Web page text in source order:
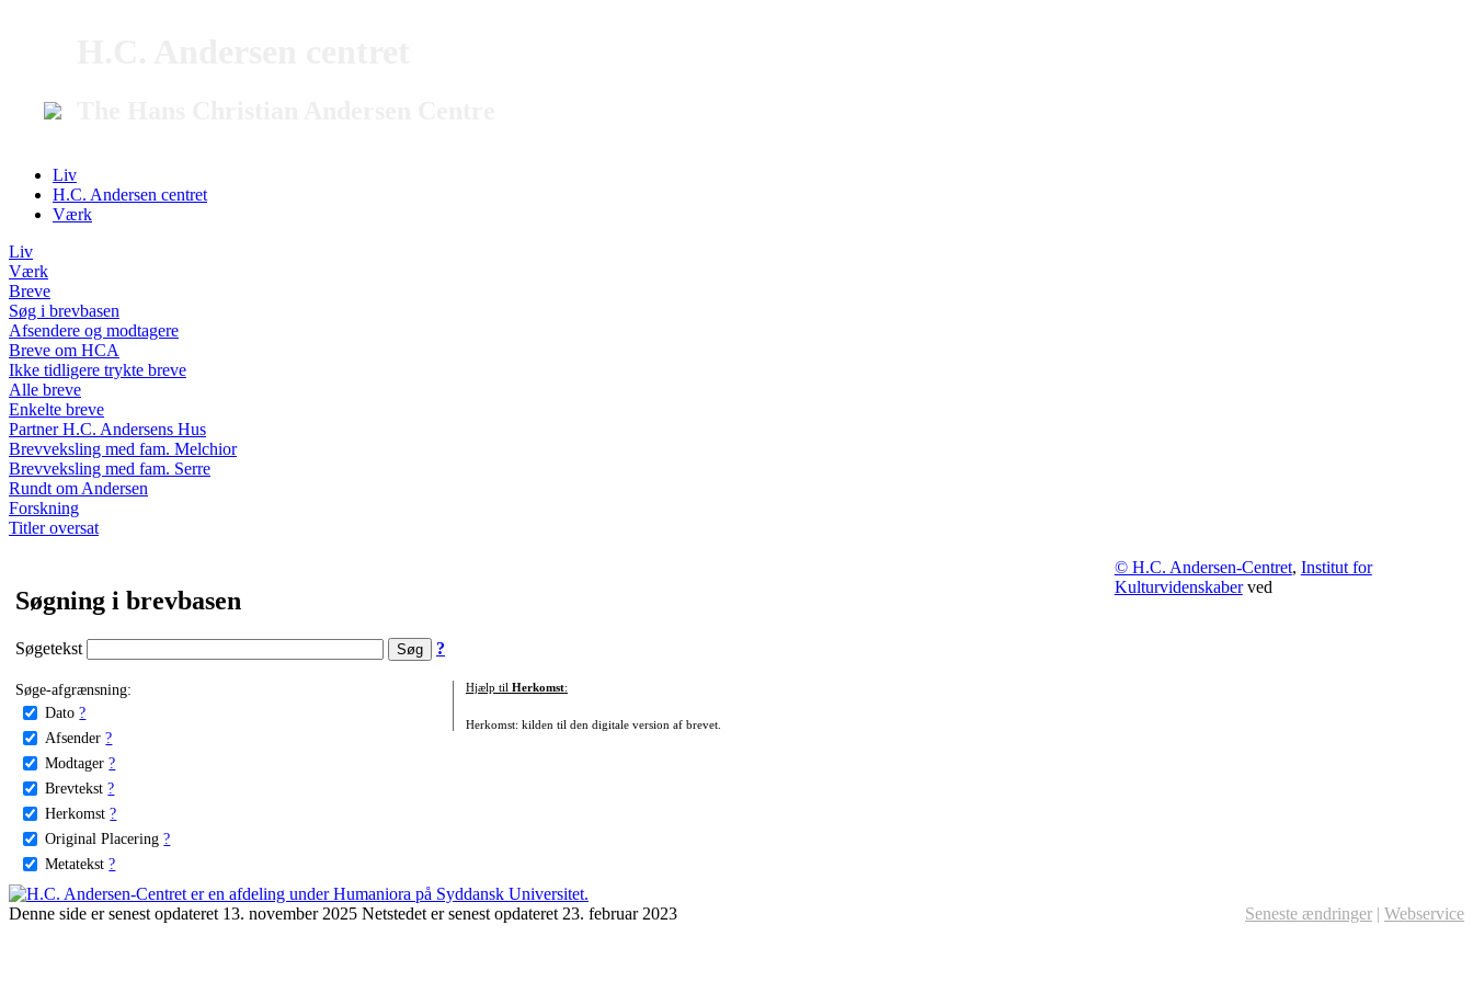
Liv
H.C. Andersen centret
Værk
Liv
Værk
Breve
Søg i brevbasen
Afsendere og modtagere
Breve om HCA
Ikke tidligere trykte breve
Alle breve
Enkelte breve
Partner H.C. Andersens Hus
Brevveksling med fam. Melchior
Brevveksling med fam. Serre
Rundt om Andersen
Forskning
Titler oversat
Søgning i brevbasen
Søgetekst ?
Søge-afgrænsning:
Dato ?
Afsender ?
Modtager ?
Brevtekst ?
Herkomst ?
Original Placering ?
Metatekst ?
Hjælp til Herkomst:
Herkomst: kilden til den digitale version af brevet.
© H.C. Andersen-Centret, Institut for
Kulturvidenskaberved
Denne side er senest opdateret 13. november 2025 Netstedet er senest opdateret 23. februar 2023 Seneste ændringer | Webservice